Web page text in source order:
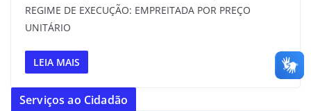
REGIME DE EXECUÇÃO: EMPREITADA POR PREÇO
UNITÁRIO
LEIA MAIS
Serviços ao Cidadão